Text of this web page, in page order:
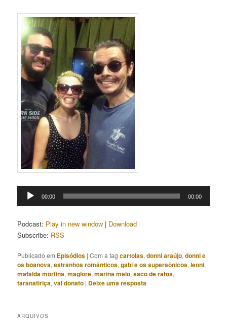
Tocador
00:00 00:00
Podcast: Play in new window | Download
Subscribe: RSS
Publicado em Episódios |Com a tagcartolas,donni araújo,donni e
os boanova,estranhos românticos,gabi e os supersônicos,leoni,
mafalda morfina,maglore,marina melo,saco de ratos,
taranatiriça,val donato | Deixe uma resposta
ARQUIVOS